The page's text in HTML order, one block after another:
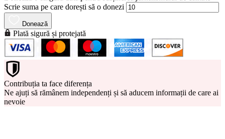
Scrie suma pe care dorești să o donezi
Donează
Plată sigură și protejată
Contribuția ta face diferența
Ne ajuți să rămânem independenți și să aducem informații de care ai
nevoie